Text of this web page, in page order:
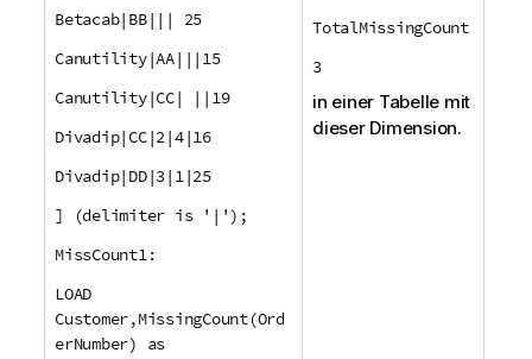
Betacab|BB||| 25
Canutility|AA|||15
Canutility|CC| ||19
Divadip|CC|2|4|16
Divadip|DD|3|1|25
] (delimiter is '|');
MissCount1:
LOAD
Customer,MissingCount(Ord
erNumber) as
TotalMissingCount
3
in einer Tabelle mit
dieser Dimension.